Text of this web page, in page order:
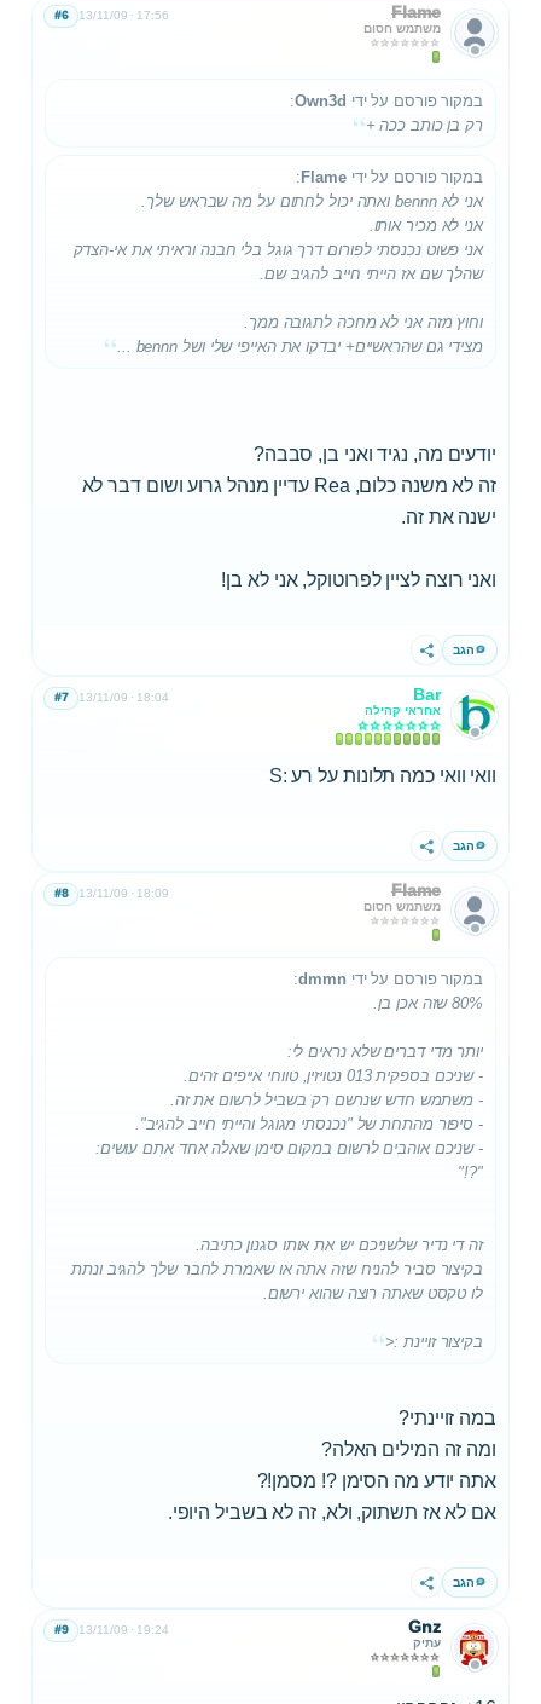
Flame
משתמש חסום
13/11/09 17:56
#6
במקור פורסם על ידי Own3d
:
רק בן כותב ככה +
במקור פורסם על ידיFlame
:
אני לא bennn ואתה יכול לחתום על מה שבראש שלך.
אני לא מכיר אותו.
אני פשוט נכנסתי לפורום דרך גוגל בלי חבנה וראיתי את אי-הצדק
שהלך שם אז הייתי חייב להגיב שם.
וחוץ מזה אני לא מחכה לתגובה ממך.
מצידי גם שהראשיים+ יבדקו את האייפי שלי ושל bennn ...
יודעים מה, נגיד ואני בן, סבבה?
זה לא משנה כלום, Rea עדיין מנהל גרוע ושום דבר לא
ישנה את זה.
ואני רוצה לציין לפרוטוקל, אני לא בן!
הגב שתף
Bar
אחראי קהילה
13/11/09 18:04
#7
וואי וואי כמה תלונות על רע :S
הגב שתף
Flame
משתמש חסום
13/11/09 18:09
#8
במקור פורסם על ידי dmmn
:
80% שזה אכן בן.
יותר מדי דברים שלא נראים לי:
- שניכם בספקית 013 נטויזין, טווחי אייפים זהים.
- משתמש חדש שנרשם רק בשביל לרשום את זה.
- סיפור מהתחת של "נכנסתי מגוגל והייתי חייב להגיב".
- שניכם אוהבים לרשום במקום סימן שאלה אחד אתם עושים:
"?!"
זה די נדיר שלשניכם יש את אותו סגנון כתיבה.
בקיצור סביר להניח שזה אתה או שאמרת לחבר שלך להגיב ונתת
לו טקסט שאתה רוצה שהוא ירשום.
בקיצור זויינת :<
במה זויינתי?
ומה זה המילים האלה?
אתה יודע מה הסימן ?! מסמן!?
אם לא אז תשתוק, ולא, זה לא בשביל היופי.
הגב שתף
Gnz
עתיק
13/11/09 19:24
#9